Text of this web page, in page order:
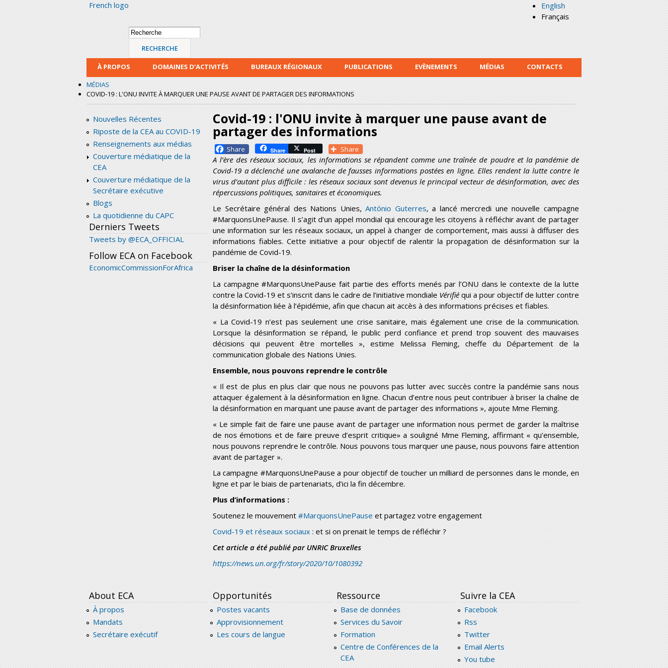
French logo
English
Français
Formulaire de
recherche
Recherche
À PROPOS DOMAINES D’ACTIVITÉS BUREAUX RÉGIONAUX PUBLICATIONS EVÈNEMENTS MÉDIAS
CONTACTS
MÉDIAS
COVID-19 : L'ONU INVITE À MARQUER UNE PAUSE AVANT DE PARTAGER DES INFORMATIONS
Nouvelles Récentes
Riposte de la CEA au COVID-19
Renseignements aux médias
Couverture médiatique de la
CEA
Couverture médiatique de la
Secrétaire exécutive
Blogs
La quotidienne du CAPC
Derniers Tweets
Tweets by @ECA_OFFICIAL
Follow ECA on Facebook
EconomicCommissionForAfrica
Covid-19 : l'ONU invite à marquer une pause avant de
partager des informations
Facebook Share Post Share
A l’ère des réseaux sociaux, les informations se répandent comme une traînée de poudre et la pandémie de
Covid-19 a déclenché une avalanche de fausses informations postées en ligne. Elles rendent la lutte contre le
virus d’autant plus difficile : les réseaux sociaux sont devenus le principal vecteur de désinformation, avec des
répercussions politiques, sanitaires et économiques.
Le Secrétaire général des Nations Unies,António Guterres, a lancé mercredi une nouvelle campagne
#MarquonsUnePause. Il s’agit d’un appel mondial qui encourage les citoyens à réfléchir avant de partager
une information sur les réseaux sociaux, un appel à changer de comportement, mais aussi à diffuser des
informations fiables. Cette initiative a pour objectif de ralentir la propagation de désinformation sur la
pandémie de Covid-19.
Briser la chaîne de la désinformation
La campagne #MarquonsUnePause fait partie des efforts menés par l’ONU dans le contexte de la lutte
contre la Covid-19 et s’inscrit dans le cadre de l’initiative mondiale Vérifié qui a pour objectif de lutter contre
la désinformation liée à l’épidémie, afin que chacun ait accès à des informations précises et fiables.
« La Covid-19 n’est pas seulement une crise sanitaire, mais également une crise de la communication.
Lorsque la désinformation se répand, le public perd confiance et prend trop souvent des mauvaises
décisions qui peuvent être mortelles », estime Melissa Fleming, cheffe du Département de la
communication globale des Nations Unies.
Ensemble, nous pouvons reprendre le contrôle
« Il est de plus en plus clair que nous ne pouvons pas lutter avec succès contre la pandémie sans nous
attaquer également à la désinformation en ligne. Chacun d’entre nous peut contribuer à briser la chaîne de
la désinformation en marquant une pause avant de partager des informations », ajoute Mme Fleming.
« Le simple fait de faire une pause avant de partager une information nous permet de garder la maîtrise
de nos émotions et de faire preuve d’esprit critique» a souligné Mme Fleming, affirmant « qu’ensemble,
nous pouvons reprendre le contrôle. Nous pouvons tous marquer une pause, nous pouvons faire attention
avant de partager ».
La campagne #MarquonsUnePause a pour objectif de toucher un milliard de personnes dans le monde, en
ligne et par le biais de partenariats, d’ici la fin décembre.
Plus d’informations :
Soutenez le mouvement #MarquonsUnePause et partagez votre engagement
Covid-19 et réseaux sociaux : et si on prenait le temps de réfléchir ?
Cet article a été publié par UNRIC Bruxelles
https://news.un.org/fr/story/2020/10/1080392
About ECA
À propos
Mandats
Secrétaire exécutif
Opportunités
Postes vacants
Approvisionnement
Les cours de langue
Ressource
Base de données
Services du Savoir
Formation
Centre de Conférences de la
CEA
Suivre la CEA
Facebook
Rss
Twitter
Email Alerts
You tube